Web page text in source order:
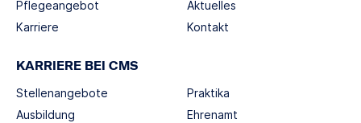
Pflegeangebot
Karriere
Aktuelles
Kontakt
KARRIERE BEI CMS
Stellenangebote
Ausbildung
Praktika
Ehrenamt